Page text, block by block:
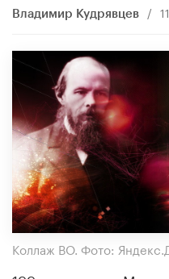
Владимир Кудрявцев /
Коллаж ВО. Фото: